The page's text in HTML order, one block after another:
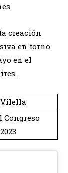
creación
en torno
en el
Congreso